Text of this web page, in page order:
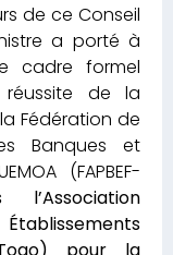
de ce Conseil
a porté à
cadre formel
de la
Fédération de
Banques et
(FAPBEF-
pour la